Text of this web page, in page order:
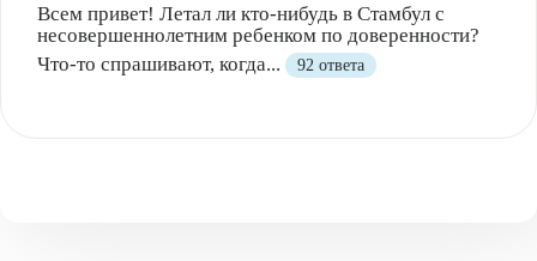
Всем привет! Летал ли кто-нибудь в Стамбул с
несовершеннолетним ребенком по доверенности?
Что-то спрашивают, когда...
92 ответа